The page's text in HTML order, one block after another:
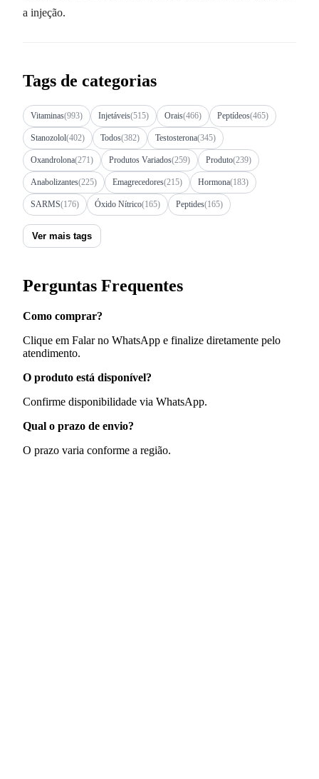
a injeção.
Tags de categorias
Vitaminas(993) Injetáveis(515) Orais(466) Peptídeos(465)
Stanozolol(402) Todos(382) Testosterona(345)
Oxandrolona(271) Produtos Variados(259) Produto(239)
Anabolizantes(225) Emagrecedores(215) Hormona(183)
SARMS(176) Óxido Nítrico(165) Peptides(165)
Ver mais tags
Perguntas Frequentes
Como comprar?
Clique em Falar no WhatsApp e finalize diretamente pelo
atendimento.
O produto está disponível?
Confirme disponibilidade via WhatsApp.
Qual o prazo de envio?
O prazo varia conforme a região.